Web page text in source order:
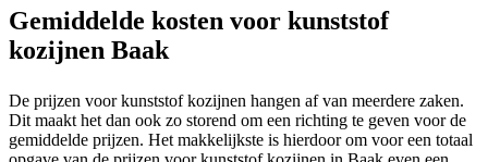
Gemiddelde kosten voor kunststof
kozijnen Baak
De prijzen voor kunststof kozijnen hangen af van meerdere zaken.
Dit maakt het dan ook zo storend om een richting te geven voor de
gemiddelde prijzen. Het makkelijkste is hierdoor om voor een totaal